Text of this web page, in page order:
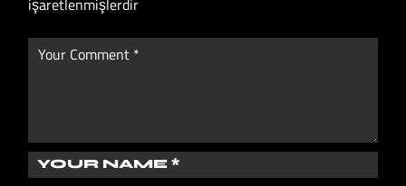
işaretlenmişlerdir